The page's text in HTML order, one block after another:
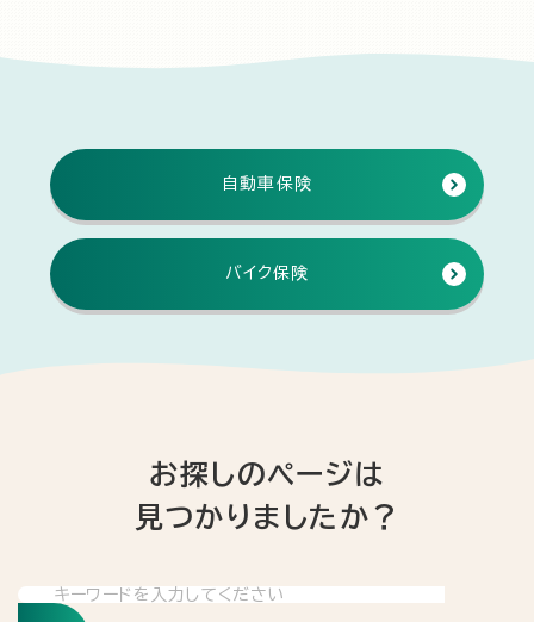
自動車保険
バイク保険
お探しのページは
見つかりましたか？